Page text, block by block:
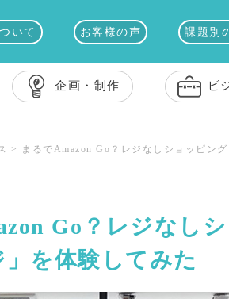
いて お客様の声 課題別
企画・制作 ビ
> まるでAmazon Go？レジなしショッピン
Go？レジなし
を体験してみた